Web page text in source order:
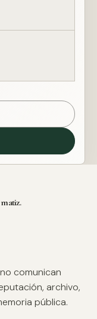
comunican
archivo,
pública.